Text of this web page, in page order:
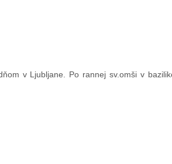
v Ljubljane. Po rannej sv.omši v